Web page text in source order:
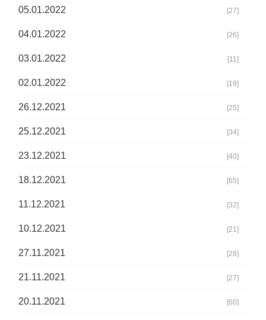
05.01.2022 [27]
04.01.2022 [26]
03.01.2022 [11]
02.01.2022 [19]
26.12.2021 [25]
25.12.2021 [34]
23.12.2021 [40]
18.12.2021 [65]
11.12.2021 [32]
10.12.2021 [21]
27.11.2021 [28]
21.11.2021 [27]
20.11.2021 [60]